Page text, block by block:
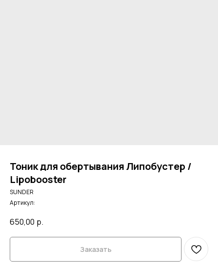
Тоник для обертывания Липобустер /
Lipobooster
SUNDER
Артикул:
650,00 р.
Заказать